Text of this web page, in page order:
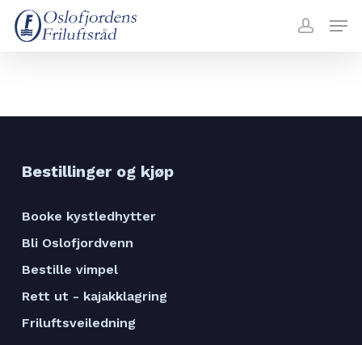
Skip
Bestillinger og kjøp
Booke kystledhytter
Bli Oslofjordvenn
Bestille vimpel
Rett ut - kajakklagring
Friluftsveiledning